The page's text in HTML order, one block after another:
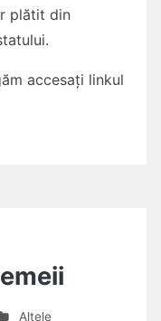
plătit din
accesați linkul
Altele